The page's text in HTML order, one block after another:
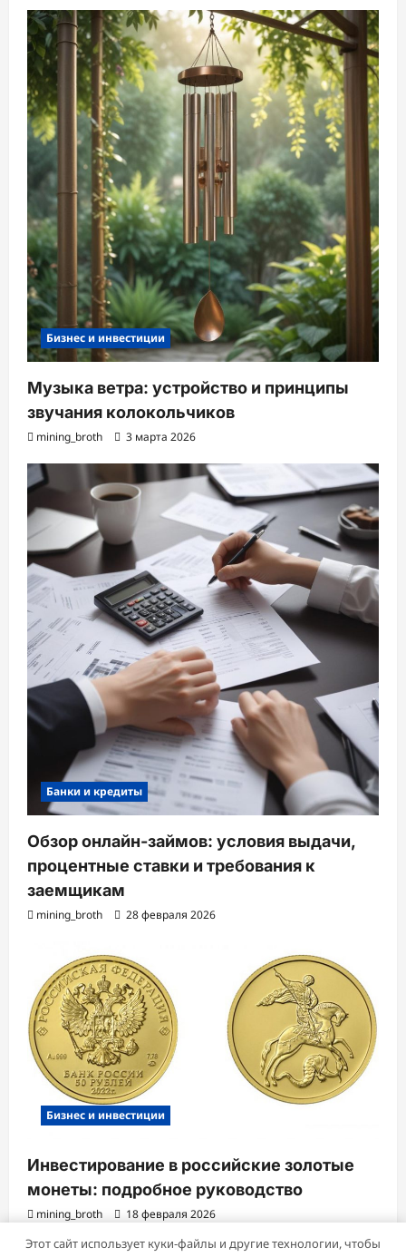
Бизнес и инвестиции
Музыка ветра: устройство и принципы
звучания колокольчиков
mining_broth 3 марта 2026
Банки и кредиты
Обзор онлайн-займов: условия выдачи,
процентные ставки и требования к
заемщикам
mining_broth 28 февраля 2026
Бизнес и инвестиции
Инвестирование в российские золотые
монеты: подробное руководство
mining_broth 18 февраля 2026
Этот сайт использует куки-файлы и другие технологии, чтобы